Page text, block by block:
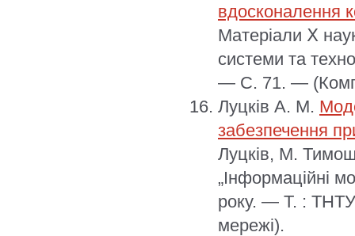
вдосконалення
Матеріали Ⅹ
системи та
— С. 71. —
Луцків А. М.
забезпечення
Луцків, М.
„Інформаційні
року. — Т. :
мережі).